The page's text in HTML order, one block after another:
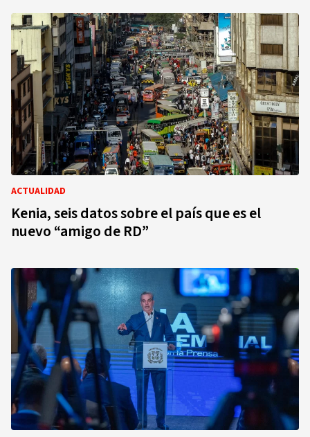
ACTUALIDAD
Kenia, seis datos sobre el país que es el
nuevo “amigo de RD”